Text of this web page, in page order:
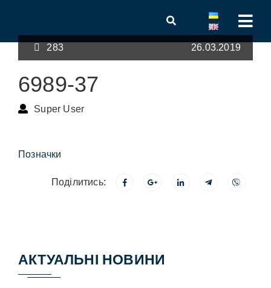
283 26.03.2019
6989-37
Super User
Позначки
Поділитись:
АКТУАЛЬНІ НОВИНИ